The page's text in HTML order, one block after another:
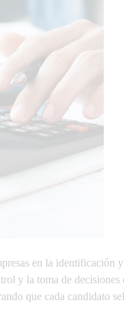
en la identificación
y la toma de decisiones
que cada candidato